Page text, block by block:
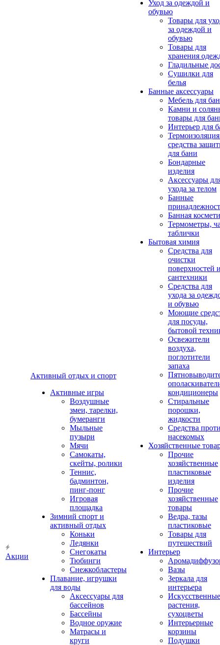
Акции
Активный отдых и спорт
Активные игры
Воздушные
змеи, тарелки,
бумеранги
Мыльные
пузыри
Мячи
Самокаты,
скейты, ролики
Теннис,
бадминтон,
пинг-понг
Игровая
площадка
Зимний спорт и
активный отдых
Коньки
Ледянки
Снегокаты
Тюбинги
Снежкобластеры
Плавание, игрушки
для воды
Аксессуары для
бассейнов
Бассейны
Водное оружие
Матрасы и
круги
Уход за одеждой и
обувью
Товары для
за одеждой и
обувью
Товары для
хранения
Гладильные
Сушилки для
белья
Банные аксессуары
Мебель для
Камни и
товары для
Интерьер для
средства
для бани
Бондарные
изделия
Аксеcсуары
ухода за телом
Банные
Банная
Термометры,
таблички
Бытовая химия
Средства для
очистки
поверхностей
сантехники
Средства для
ухода за
и обувью
Моющие
для посуды,
бытовой
Освежители
воздуха,
поглотители
запаха
кондиционеры
Стиральные
порошки,
жидкости
Средства
насекомых
Хозяйственные
Прочие
хозяйственные
пластиковые
изделия
Прочие
хозяйственные
товары
Ведра, тазы
пластиковые
Товары для
путешествий
Интерьер
Вазы
Зеркала для
интерьера
Искусственные
растения,
сухоцветы
Интерьерные
корзины
Подушки